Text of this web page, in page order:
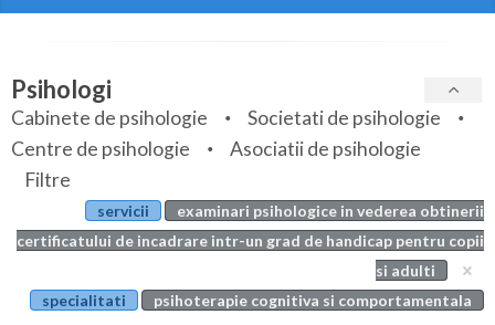
Arges
Bihor
Bistrita-Nasaud
Botosani
Braila
Specialitati
Servicii
Articole
Evenimente
Membri
Psihologi
Cabinete de psihologie
Societati de psihologie
Centre de psihologie
Asociatii de psihologie
Filtre
servicii
examinari psihologice in vederea obtinerii
certificatului de incadrare intr-un grad de handicap pentru copii
si adulti
specialitati
psihoterapie cognitiva si comportamentala